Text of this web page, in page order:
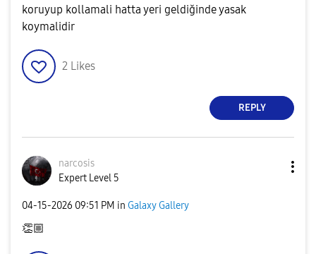
koruyup kollamali hatta yeri geldiğinde yasak
koymalidir
2 Likes
REPLY
narcosis
Expert Level 5
‎04-15-2026 09:51 PM in Galaxy Gallery
👏🏼